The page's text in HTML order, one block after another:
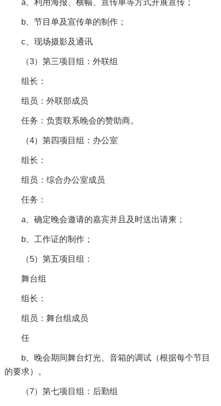
a、利用海报、横幅、宣传单等方式开展宣传；
b、节目单及宣传单的制作；
c、现场摄影及通讯
（3）第三项目组：外联组
组长：
组员：外联部成员
任务：负责联系晚会的赞助商。
（4）第四项目组：办公室
组长：
组员：综合办公室成员
任务：
a、确定晚会邀请的嘉宾并且及时送出请柬；
b、工作证的制作；
（5）第五项目组：
舞台组
组长：
组员：舞台组成员
任
b、晚会期间舞台灯光、音箱的调试（根据每个节目
的要求）。
（7）第七项目组：后勤组